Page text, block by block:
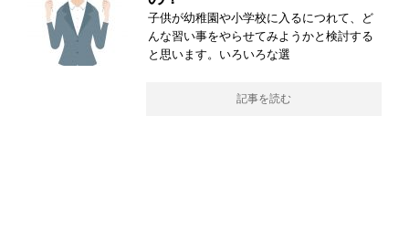
子供が幼稚園や小学校に入るにつれて、ど
んな習い事をやらせてみようかと検討する
と思います。いろいろな選
記事を読む